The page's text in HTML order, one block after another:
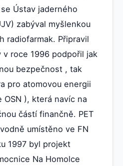
Ústav jaderného
zabýval myšlenkou
radiofarmak. Připravil
roce 1996 podpořil jak
bezpečnost , tak
pro atomovou energii
), která navíc na
částí finančně. PET
umístěno ve FN
1997 byl projekt
Na Homolce